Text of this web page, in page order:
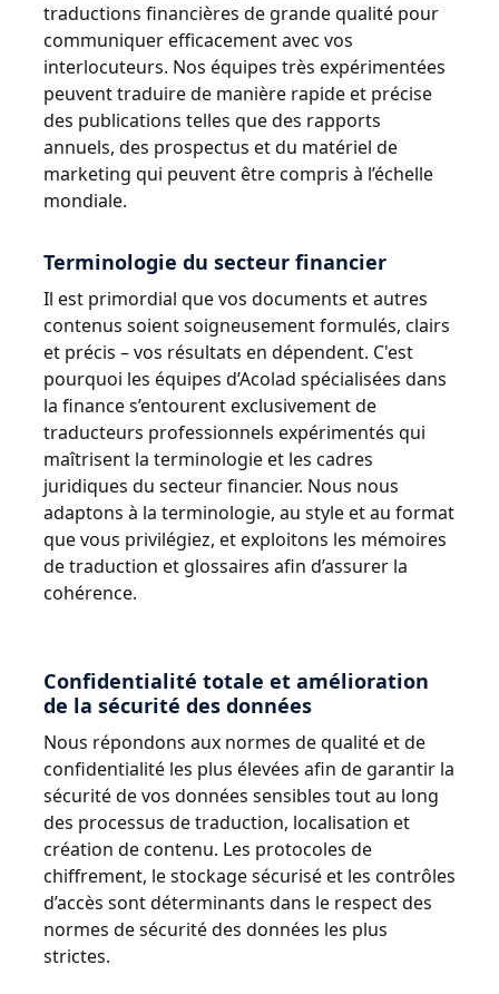
traductions financières de grande qualité pour
communiquer efficacement avec vos
interlocuteurs. Nos équipes très expérimentées
peuvent traduire de manière rapide et précise
des publications telles que des rapports
annuels, des prospectus et du matériel de
marketing qui peuvent être compris à l’échelle
mondiale.
Terminologie du secteur financier
Il est primordial que vos documents et autres
contenus soient soigneusement formulés, clairs
et précis – vos résultats en dépendent. C'est
pourquoi les équipes d’Acolad spécialisées dans
la finance s’entourent exclusivement de
traducteurs professionnels expérimentés qui
maîtrisent la terminologie et les cadres
juridiques du secteur financier. Nous nous
adaptons à la terminologie, au style et au format
que vous privilégiez, et exploitons les mémoires
de traduction et glossaires afin d’assurer la
cohérence.
Confidentialité totale et amélioration
de la sécurité des données
Nous répondons aux normes de qualité et de
confidentialité les plus élevées afin de garantir la
sécurité de vos données sensibles tout au long
des processus de traduction, localisation et
création de contenu. Les protocoles de
chiffrement, le stockage sécurisé et les contrôles
d’accès sont déterminants dans le respect des
normes de sécurité des données les plus
strictes.